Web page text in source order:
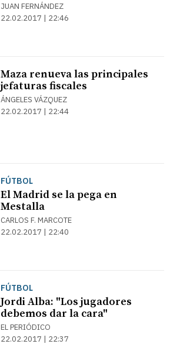
JUAN FERNÁNDEZ
22.02.2017 | 22:46
Maza renueva las principales
jefaturas fiscales
ÁNGELES VÁZQUEZ
22.02.2017 | 22:44
FÚTBOL
El Madrid se la pega en
Mestalla
CARLOS F. MARCOTE
22.02.2017 | 22:40
FÚTBOL
Jordi Alba: "Los jugadores
debemos dar la cara"
EL PERIÓDICO
22.02.2017 | 22:37